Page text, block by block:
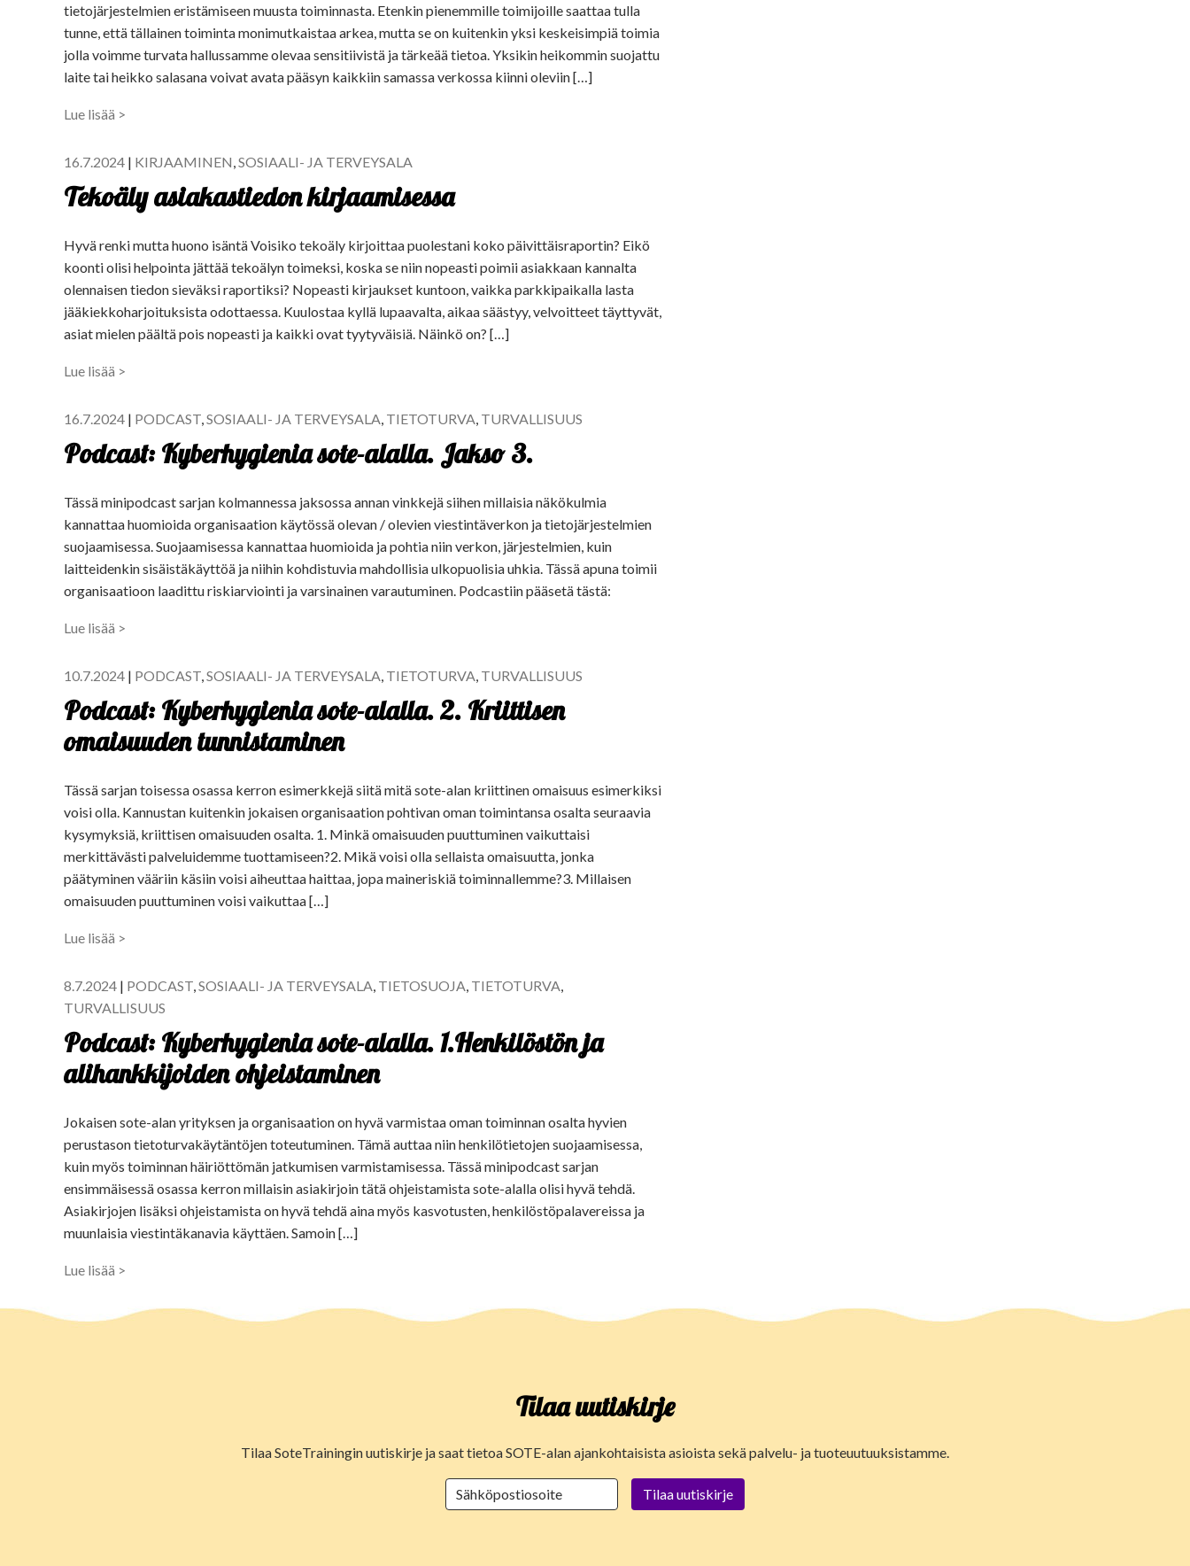
tietojärjestelmien eristämiseen muusta toiminnasta. Etenkin pienemmille toimijoille saattaa tulla
tunne, että tällainen toiminta monimutkaistaa arkea, mutta se on kuitenkin yksi keskeisimpiä toimia
jolla voimme turvata hallussamme olevaa sensitiivistä ja tärkeää tietoa. Yksikin heikommin suojattu
laite tai heikko salasana voivat avata pääsyn kaikkiin samassa verkossa kiinni oleviin […]
Lue lisää >
16.7.2024 | KIRJAAMINEN,SOSIAALI- JA TERVEYSALA
Tekoäly asiakastiedon kirjaamisessa
Hyvä renki mutta huono isäntä Voisiko tekoäly kirjoittaa puolestani koko päivittäisraportin? Eikö
koonti olisi helpointa jättää tekoälyn toimeksi, koska se niin nopeasti poimii asiakkaan kannalta
olennaisen tiedon sieväksi raportiksi? Nopeasti kirjaukset kuntoon, vaikka parkkipaikalla lasta
jääkiekkoharjoituksista odottaessa. Kuulostaa kyllä lupaavalta, aikaa säästyy, velvoitteet täyttyvät,
asiat mielen päältä pois nopeasti ja kaikki ovat tyytyväisiä. Näinkö on? […]
Lue lisää >
16.7.2024 | PODCAST,SOSIAALI- JA TERVEYSALA, TIETOTURVA, TURVALLISUUS
Podcast: Kyberhygienia sote-alalla. Jakso 3.
Tässä minipodcast sarjan kolmannessa jaksossa annan vinkkejä siihen millaisia näkökulmia
kannattaa huomioida organisaation käytössä olevan / olevien viestintäverkon ja tietojärjestelmien
suojaamisessa. Suojaamisessa kannattaa huomioida ja pohtia niin verkon, järjestelmien, kuin
laitteidenkin sisäistäkäyttöä ja niihin kohdistuvia mahdollisia ulkopuolisia uhkia. Tässä apuna toimii
organisaatioon laadittu riskiarviointi ja varsinainen varautuminen. Podcastiin pääsetä tästä:
Lue lisää >
10.7.2024 | PODCAST,SOSIAALI- JA TERVEYSALA, TIETOTURVA, TURVALLISUUS
Podcast: Kyberhygienia sote-alalla. 2. Kriittisen
omaisuuden tunnistaminen
Tässä sarjan toisessa osassa kerron esimerkkejä siitä mitä sote-alan kriittinen omaisuus esimerkiksi
voisi olla. Kannustan kuitenkin jokaisen organisaation pohtivan oman toimintansa osalta seuraavia
kysymyksiä, kriittisen omaisuuden osalta. 1. Minkä omaisuuden puuttuminen vaikuttaisi
merkittävästi palveluidemme tuottamiseen?2. Mikä voisi olla sellaista omaisuutta, jonka
päätyminen vääriin käsiin voisi aiheuttaa haittaa, jopa maineriskiä toiminnallemme?3. Millaisen
omaisuuden puuttuminen voisi vaikuttaa […]
Lue lisää >
8.7.2024 | PODCAST,SOSIAALI- JA TERVEYSALA, TIETOSUOJA, TIETOTURVA,
TURVALLISUUS
Podcast: Kyberhygienia sote-alalla. 1.Henkilöstön ja
alihankkijoiden ohjeistaminen
Jokaisen sote-alan yrityksen ja organisaation on hyvä varmistaa oman toiminnan osalta hyvien
perustason tietoturvakäytäntöjen toteutuminen. Tämä auttaa niin henkilötietojen suojaamisessa,
kuin myös toiminnan häiriöttömän jatkumisen varmistamisessa. Tässä minipodcast sarjan
ensimmäisessä osassa kerron millaisin asiakirjoin tätä ohjeistamista sote-alalla olisi hyvä tehdä.
Asiakirjojen lisäksi ohjeistamista on hyvä tehdä aina myös kasvotusten, henkilöstöpalavereissa ja
muunlaisia viestintäkanavia käyttäen. Samoin […]
Lue lisää >
Tilaa uutiskirje
Tilaa SoteTrainingin uutiskirje ja saat tietoa SOTE-alan ajankohtaisista asioista sekä palvelu- ja tuoteuutuuksistamme.